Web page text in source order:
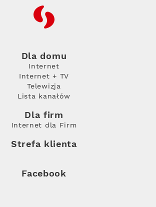
RFC
Dla domu
Internet
Internet + TV
Telewizja
Lista kanałów
Dla firm
Internet dla Firm
Strefa klienta
Facebook